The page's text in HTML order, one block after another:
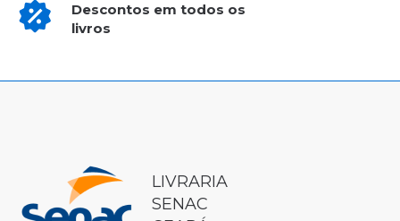
Descontos em todos os
livros
LIVRARIA
SENAC